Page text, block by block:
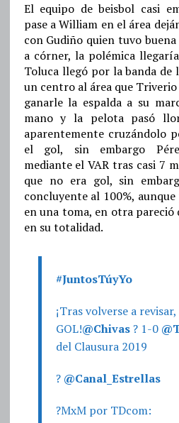
El equipo de beisbol casi
pase a William en el área
con Gudiño quien tuvo
a córner, la polémica
Toluca llegó por la banda de
un centro al área que
ganarle la espalda a su
mano y la pelota pasó
aparentemente cruzándolo
el gol, sin embargo
mediante el VAR tras casi 7
que no era gol, sin
concluyente al 100%,
en una toma, en otra
en su totalidad.
#JuntosTúyYo
¡Tras volverse a
GOL!@Chivas? 1-0
del Clausura 2019
? @Canal_Estrellas
?MxM por TDcom: